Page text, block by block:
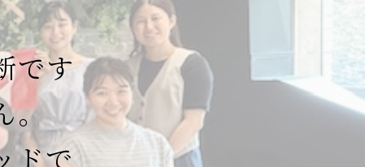
です
。
ドで